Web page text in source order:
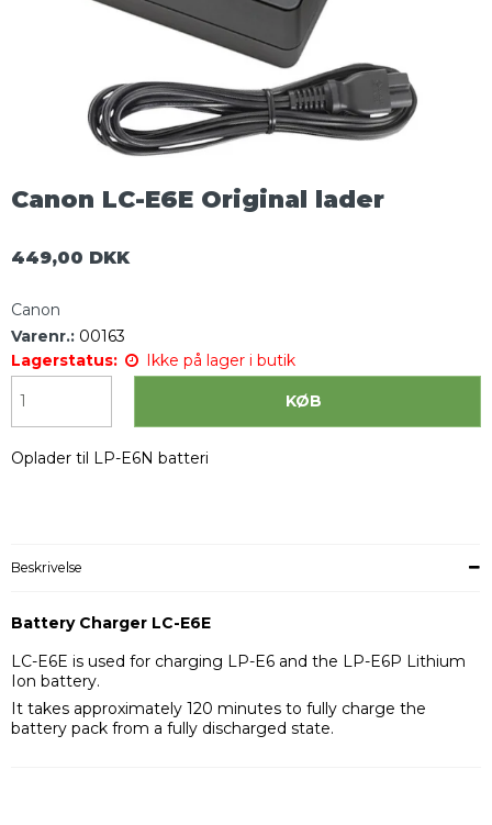
Canon LC-E6E Original lader
449,00 DKK
Canon
Varenr.: 00163
Lagerstatus:
Ikke på lager i butik
KØB
Oplader til LP-E6N batteri
Beskrivelse
Battery Charger LC-E6E
LC-E6E is used for charging LP-E6 and the LP-E6P Lithium
Ion battery.
It takes approximately 120 minutes to fully charge the
battery pack from a fully discharged state.